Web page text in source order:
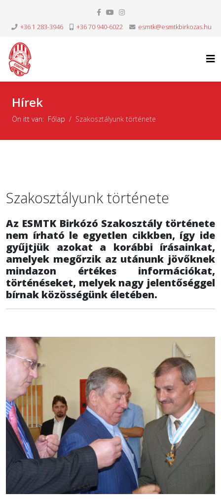
+36 1 283-3946 +36 70 940-6022 esmtk@esmtkbirkozas.hu
Hírek
Ön itt van: Főlap Szakosztályunk története
Szakosztályunk története
Az ESMTK Birkózó Szakosztály története
nem írható le egyetlen cikkben, így ide
gyűjtjük azokat a korábbi írásainkat,
amelyek megőrzik az utánunk jövőknek
mindazon értékes információkat,
történéseket, melyek nagy jelentőséggel
bírnak közösségünk életében.